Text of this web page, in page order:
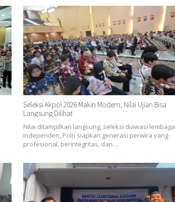
Seleksi Akpol 2026 Makin Modern, Nilai Ujian Bisa
Langsung Dilihat
Nilai ditampilkan langsung, seleksi diawasi lembaga
independen, Polri siapkan generasi perwira yang
profesional, berintegritas, dan…